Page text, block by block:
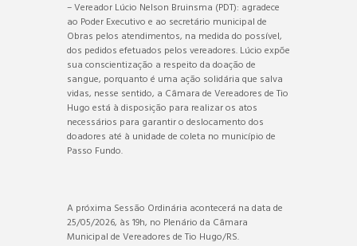
– Vereador Lúcio Nelson Bruinsma (PDT): agradece
ao Poder Executivo e ao secretário municipal de
Obras pelos atendimentos, na medida do possível,
dos pedidos efetuados pelos vereadores. Lúcio expõe
sua conscientização a respeito da doação de
sangue, porquanto é uma ação solidária que salva
vidas, nesse sentido, a Câmara de Vereadores de Tio
Hugo está à disposição para realizar os atos
necessários para garantir o deslocamento dos
doadores até à unidade de coleta no município de
Passo Fundo.
A próxima Sessão Ordinária acontecerá na data de
25/05/2026, às 19h, no Plenário da Câmara
Municipal de Vereadores de Tio Hugo/RS.